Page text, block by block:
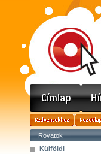
Rovatok
Külföldi